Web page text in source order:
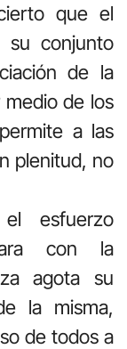
que el
su conjunto
de la
de los
a las
plenitud, no
esfuerzo
con la
agota su
la misma,
de todos a